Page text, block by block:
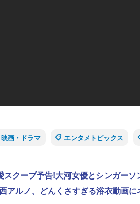
映画・ドラマ エンタメトピックス
スクープ予告!大河女優とシンガー
アルノ、どんくさすぎる浴衣動画に